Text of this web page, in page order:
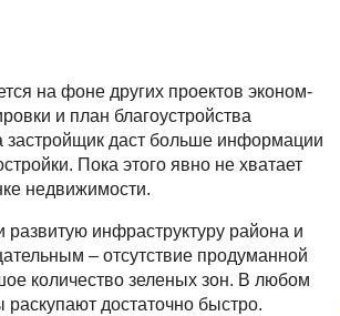
на фоне других проектов эконом-
и план благоустройства
застройщик даст больше информации
Пока этого явно не хватает
недвижимости.
инфраструктуру района и
– отсутствие продуманной
количество зеленых зон. В любом
достаточно быстро.